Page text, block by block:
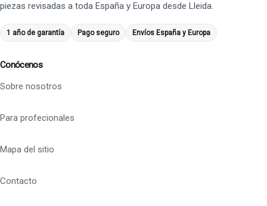
piezas revisadas a toda España y Europa desde Lleida.
1 año de garantía Pago seguro Envíos España y Europa
Conócenos
Sobre nosotros
Para profecionales
Mapa del sitio
Contacto